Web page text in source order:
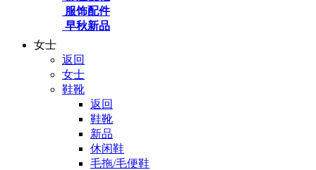
服饰配件
早秋新品
女士
返回
女士
鞋靴
返回
鞋靴
新品
休闲鞋
毛拖/毛便鞋